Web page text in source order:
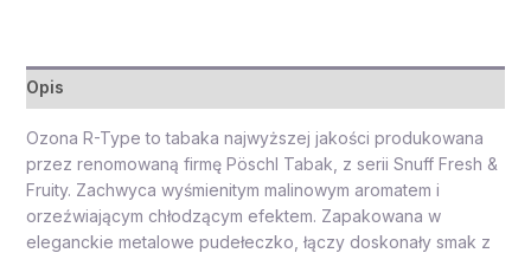
Opis
Ozona R-Type to tabaka najwyższej jakości produkowana
przez renomowaną firmę Pöschl Tabak, z serii Snuff Fresh &
Fruity. Zachwyca wyśmienitym malinowym aromatem i
orzeźwiającym chłodzącym efektem. Zapakowana w
eleganckie metalowe pudełeczko, łączy doskonały smak z